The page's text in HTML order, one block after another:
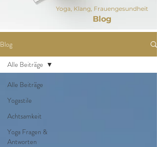
Yoga, Klang, Frauengesundheit
Blog
Blog
Alle Beiträge
Yogastile
Achtsamkeit
Yoga Fragen &
Antworten
Alle Beiträge